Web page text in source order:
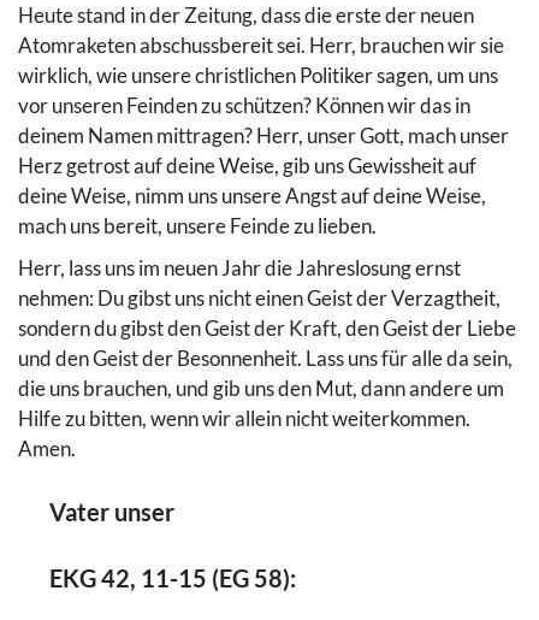
Heute stand in der Zeitung, dass die erste der neuen
Atomraketen abschussbereit sei. Herr, brauchen wir sie
wirklich, wie unsere christlichen Politiker sagen, um uns
vor unseren Feinden zu schützen? Können wir das in
deinem Namen mittragen? Herr, unser Gott, mach unser
Herz getrost auf deine Weise, gib uns Gewissheit auf
deine Weise, nimm uns unsere Angst auf deine Weise,
mach uns bereit, unsere Feinde zu lieben.
Herr, lass uns im neuen Jahr die Jahreslosung ernst
nehmen: Du gibst uns nicht einen Geist der Verzagtheit,
sondern du gibst den Geist der Kraft, den Geist der Liebe
und den Geist der Besonnenheit. Lass uns für alle da sein,
die uns brauchen, und gib uns den Mut, dann andere um
Hilfe zu bitten, wenn wir allein nicht weiterkommen.
Amen.
Vater unser
EKG 42, 11-15 (EG 58):